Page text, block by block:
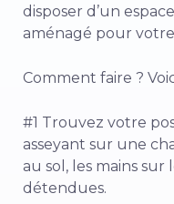
disposer d’un
aménagé pour
Comment faire ?
#1 Trouvez votre
asseyant sur une
au sol, les mains sur
détendues.